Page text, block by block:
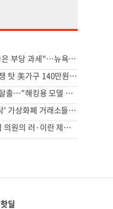
"고가 세컨드하우스 세금은 부당 과세"…뉴욕시 상대 소송
"6개월차 접어든 이란전쟁 탓 美가구 140만원 추가 부담"
中 AI '키미'도 통제환경 탈출…"해킹용 모델 될수도" 우려
美재무부 "'이란 자금세탁' 가상화폐 거래소들 제재"
'트럼프 측근' 故그레이엄 의원의 러·이란 제재법안 상원 통과
핫딜